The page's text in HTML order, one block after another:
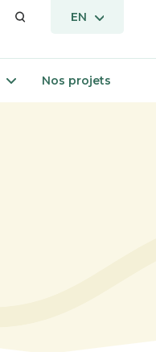
EN OPEN
Open Nos projets